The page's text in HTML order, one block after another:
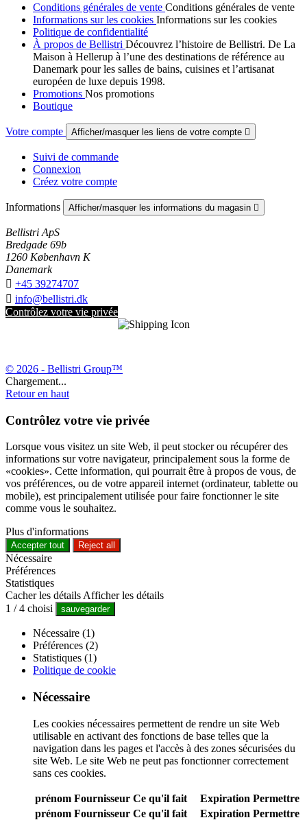
Conditions générales de vente Conditions générales de vente
Informations sur les cookies Informations sur les cookies
Politique de confidentialité
À propos de Bellistri Découvrez l’histoire de Bellistri. De La
Maison à Hellerup à l’une des destinations de référence au
Danemark pour les salles de bains, cuisines et l’artisanat
européen de luxe depuis 1998.
Promotions Nos promotions
Boutique
Votre compte Afficher/masquer les liens de votre compte 
Suivi de commande
Connexion
Créez votre compte
Informations Afficher/masquer les informations du magasin 
Bellistri ApS
Bredgade 69b
1260 København K
Danemark
 +45 39274707
 info@bellistri.dk
Contrôlez votre vie privée
© 2026 - Bellistri Group™
Chargement...
Retour en haut
Contrôlez votre vie privée
Lorsque vous visitez un site Web, il peut stocker ou récupérer des
informations sur votre navigateur, principalement sous la forme de
«cookies». Cette information, qui pourrait être à propos de vous, de
vos préférences, ou de votre appareil internet (ordinateur, tablette ou
mobile), est principalement utilisée pour faire fonctionner le site
comme vous le souhaitez.
Plus d'informations
Accepter tout Reject all
Nécessaire
Préférences
Statistiques
Cacher les détails Afficher les détails
1 /4 choisi sauvegarder
Nécessaire (1)
Préférences (2)
Statistiques (1)
Politique de cookie
Nécessaire
Les cookies nécessaires permettent de rendre un site Web
utilisable en activant des fonctions de base telles que la
navigation dans les pages et l'accès à des zones sécurisées du
site Web. Le site Web ne peut pas fonctionner correctement
sans ces cookies.
prénom Fournisseur Ce qu'il fait Expiration Permettre
prénom Fournisseur Ce qu'il fait Expiration Permettre